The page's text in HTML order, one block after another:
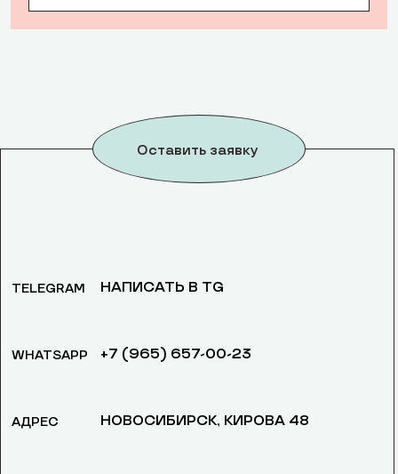
Оставить заявку
TELEGRAM
WHATSAPP
АДРЕС
НАПИСАТЬ В TG
+7 (965) 657-00-23
НОВОСИБИРСК, ​КИРОВА 48